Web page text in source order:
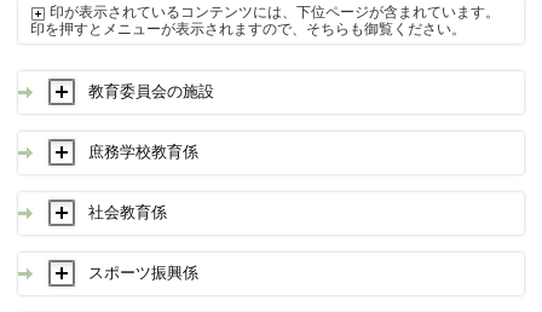
印が表示されているコンテンツには、下位ページが含まれています。
印を押すとメニューが表示されますので、そちらも御覧ください。
教育委員会の施設
庶務学校教育係
社会教育係
スポーツ振興係